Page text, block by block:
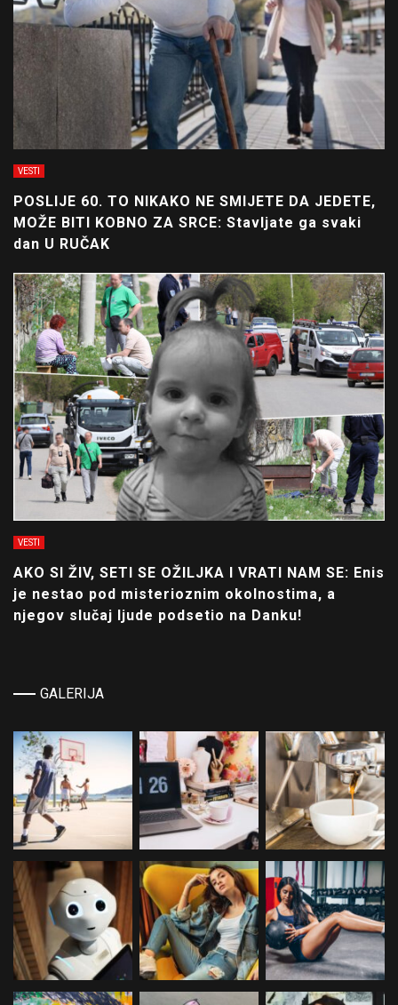
VESTI
POSLIJE 60. TO NIKAKO NE SMIJETE DA JEDETE,
MOŽE BITI KOBNO ZA SRCE: Stavljate ga svaki
dan U RUČAK
VESTI
AKO SI ŽIV, SETI SE OŽILJKA I VRATI NAM SE: Enis
je nestao pod misterioznim okolnostima, a
njegov slučaj ljude podsetio na Danku!
GALERIJA